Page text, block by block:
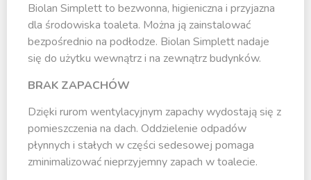
Biolan Simplett to bezwonna, higieniczna i przyjazna
dla środowiska toaleta. Można ją zainstalować
bezpośrednio na podłodze. Biolan Simplett nadaje
się do użytku wewnątrz i na zewnątrz budynków.
BRAK ZAPACHÓW
Dzięki rurom wentylacyjnym zapachy wydostają się z
pomieszczenia na dach. Oddzielenie odpadów
płynnych i stałych w części sedesowej pomaga
zminimalizować nieprzyjemny zapach w toalecie.